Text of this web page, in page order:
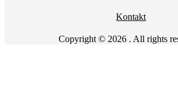
Kontakt
Copyright © 2026 . All rights